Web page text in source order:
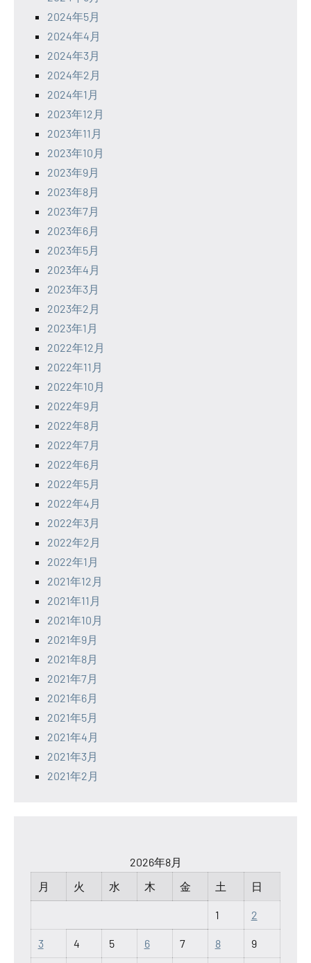
2024年5月
2024年4月
2024年3月
2024年2月
2024年1月
2023年12月
2023年11月
2023年10月
2023年9月
2023年8月
2023年7月
2023年6月
2023年5月
2023年4月
2023年3月
2023年2月
2023年1月
2022年12月
2022年11月
2022年10月
2022年9月
2022年8月
2022年7月
2022年6月
2022年5月
2022年4月
2022年3月
2022年2月
2022年1月
2021年12月
2021年11月
2021年10月
2021年9月
2021年8月
2021年7月
2021年6月
2021年5月
2021年4月
2021年3月
2021年2月
2026年8月
月
火 水 木 金 土 日
1 2
3 4 5 6 7 8 9